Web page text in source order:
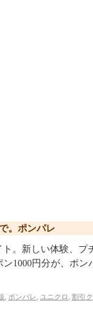
。ポンパレ
ト。新しい体験、プ
1000円分が、ポン
, ポンパレ, ユニクロ , 割引